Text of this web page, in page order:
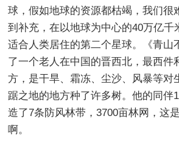
球，假如地球的资源都枯竭，我们很
到补充，在以地球为中心的40万亿千
适合人类居住的第二个星球。《青山
了一个老人在中国的晋西北，最西件
方，是干旱、霜冻、尘沙、风暴等对
踞之地的地方种了许多树。他的同伴
造了7条防风林带，3700亩林网，这
啊。